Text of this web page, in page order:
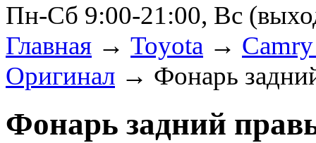
Пн-Сб 9:00-21:00, Вс
Главная → Toyota →
Оригинал → Фонарь
Фонарь задний